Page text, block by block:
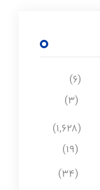
(۶)
(۳)
(۱,۶۲۸)
(۱۹)
(۳۴)